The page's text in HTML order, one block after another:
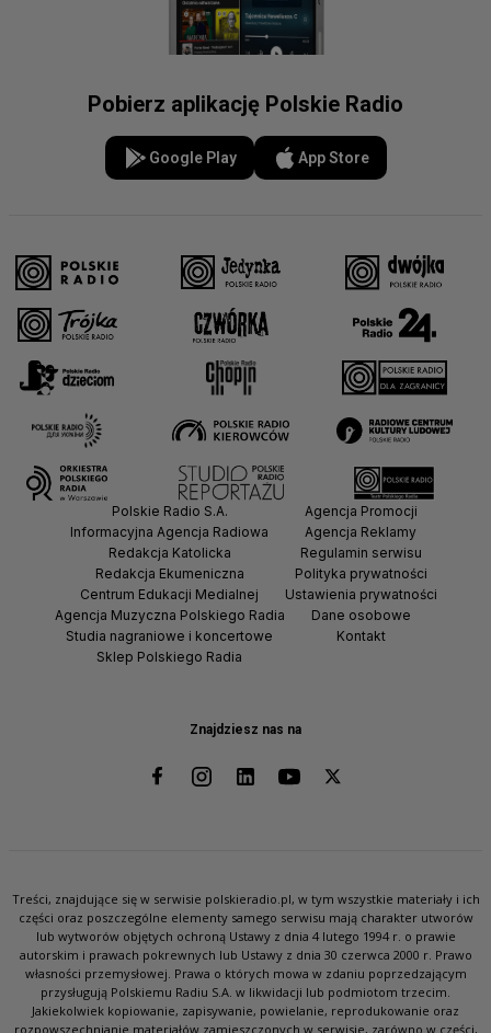
Pobierz aplikację Polskie Radio
Google Play App Store
Znajdziesz nas na
Polskie Radio S.A.
Informacyjna Agencja Radiowa
Redakcja Katolicka
Redakcja Ekumeniczna
Centrum Edukacji Medialnej
Agencja Muzyczna Polskiego Radia
Studia nagraniowe i koncertowe
Sklep Polskiego Radia
Agencja Promocji
Agencja Reklamy
Regulamin serwisu
Polityka prywatności
Ustawienia prywatności
Dane osobowe
Kontakt
Treści, znajdujące się w serwisie polskieradio.pl, w tym wszystkie materiały i ich
części oraz poszczególne elementy samego serwisu mają charakter utworów
lub wytworów objętych ochroną Ustawy z dnia 4 lutego 1994 r. o prawie
autorskim i prawach pokrewnych lub Ustawy z dnia 30 czerwca 2000 r. Prawo
własności przemysłowej. Prawa o których mowa w zdaniu poprzedzającym
przysługują Polskiemu Radiu S.A. w likwidacji lub podmiotom trzecim.
Jakiekolwiek kopiowanie, zapisywanie, powielanie, reprodukowanie oraz
rozpowszechnianie materiałów zamieszczonych w serwisie, zarówno w części,